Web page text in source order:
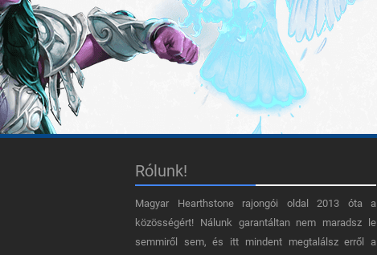
Rólunk!
Magyar Hearthstone​ rajongói oldal 2013 óta a
közösségért! Nálunk garantáltan nem maradsz le
semmiről sem, és itt mindent megtalálsz erről a